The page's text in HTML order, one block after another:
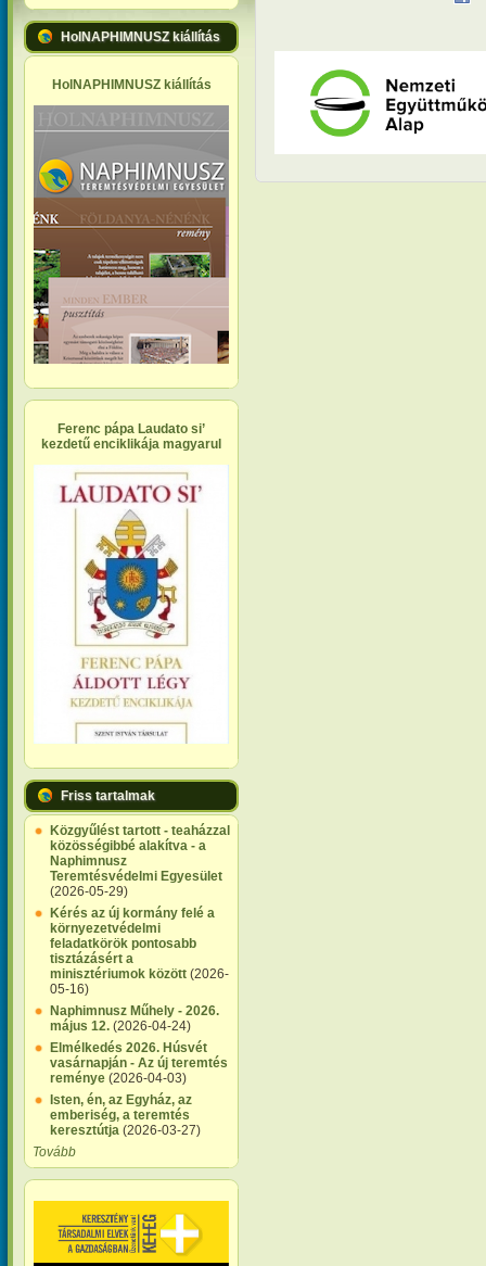
HolNAPHIMNUSZ kiállítás
HolNAPHIMNUSZ kiállítás
Ferenc pápa Laudato si’
kezdetű enciklikája magyarul
Friss tartalmak
Közgyűlést tartott - teaházzal
közösségibbé alakítva - a
Naphimnusz
Teremtésvédelmi Egyesület
(2026-05-29)
Kérés az új kormány felé a
környezetvédelmi
feladatkörök pontosabb
tisztázásért a
minisztériumok között (2026-
05-16)
Naphimnusz Műhely - 2026.
május 12. (2026-04-24)
Elmélkedés 2026. Húsvét
vasárnapján - Az új teremtés
reménye (2026-04-03)
Isten, én, az Egyház, az
emberiség, a teremtés
keresztútja (2026-03-27)
Tovább